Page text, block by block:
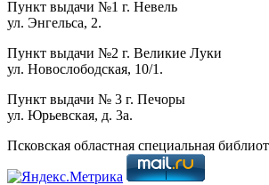
Пункт выдачи №1 г. Невель
ул. Энгельса, 2.
Пункт выдачи №2 г. Великие Луки
ул. Новослободская, 10/1.
Пункт выдачи № 3 г. Печоры
ул. Юрьевская, д. 3а.
Псковская областная специальная